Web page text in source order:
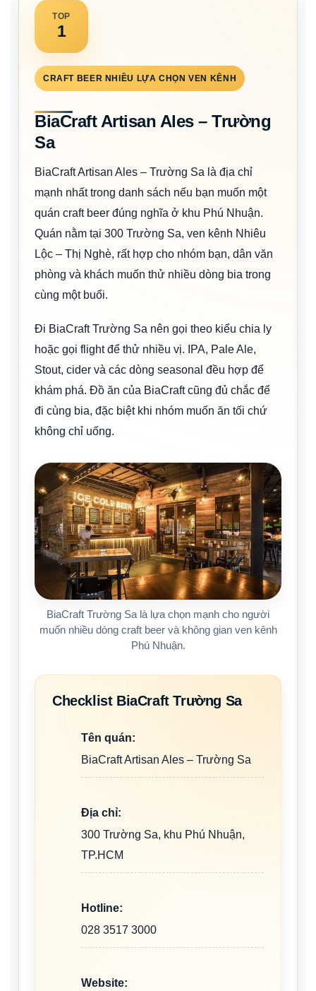
TOP
1
CRAFT BEER NHIỀU LỰA CHỌN VEN KÊNH
BiaCraft Artisan Ales – Trường
Sa
BiaCraft Artisan Ales – Trường Sa là địa chỉ
mạnh nhất trong danh sách nếu bạn muốn một
quán craft beer đúng nghĩa ở khu Phú Nhuận.
Quán nằm tại 300 Trường Sa, ven kênh Nhiêu
Lộc – Thị Nghè, rất hợp cho nhóm bạn, dân văn
phòng và khách muốn thử nhiều dòng bia trong
cùng một buổi.
Đi BiaCraft Trường Sa nên gọi theo kiểu chia ly
hoặc gọi flight để thử nhiều vị. IPA, Pale Ale,
Stout, cider và các dòng seasonal đều hợp để
khám phá. Đồ ăn của BiaCraft cũng đủ chắc để
đi cùng bia, đặc biệt khi nhóm muốn ăn tối chứ
không chỉ uống.
BiaCraft Trường Sa là lựa chọn mạnh cho người
muốn nhiều dòng craft beer và không gian ven kênh
Phú Nhuận.
Checklist BiaCraft Trường Sa
Tên quán:
BiaCraft Artisan Ales – Trường Sa
Địa chỉ:
300 Trường Sa, khu Phú Nhuận,
TP.HCM
Hotline:
028 3517 3000
Website: